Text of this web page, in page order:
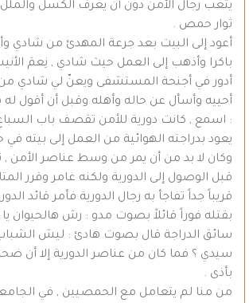
يتعب رجال الأمن دون أن يعرف الكسل
ثوار حمص .
أعود إلى البيت بعد جرعة المهدئ من شادي
باكرا وأذهب إلى العمل حيث شادي , نِعمَ
أدور في أجنحة المستشفى ويعنّ لي شادي من
أحييه وأسأل عن حاله وأهله وقبل أن أقول
: اسمع , كانت دورية للأمن تقصف باب
يعود بدراجته الهوائية من العمل إلى بيته
وكان لا بد من أن يمر من وسط عناصر الأمن ,
قبل الوصول إلى الدورية ولكنه غامر وقرر
قريباً جداً تفاجأ به رجال الدورية فأمر قائد
بقتله فوراً قائلاً بصوت مدو : رش هالحيوان
سائق الدراجة قال بصوت هادئ : ليش
سيدي ؟ فما كان من عناصر الدورية إلا أن
بأذى .
من منا لم يتعامل مع الحمصيين , في